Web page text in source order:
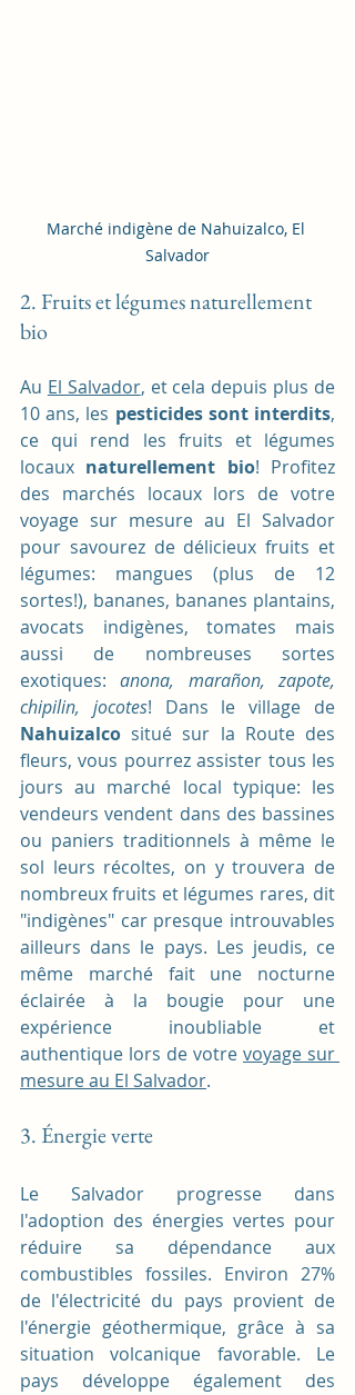
Marché indigène de Nahuizalco, El
Salvador
2. Fruits et légumes naturellement
bio
Au El Salvador, et cela depuis plus de
10 ans, les pesticides sont interdits,
ce qui rend les fruits et légumes
locaux naturellement bio! Profitez
des marchés locaux lors de votre
voyage sur mesure au El Salvador
pour savourez de délicieux fruits et
légumes: mangues (plus de 12
sortes!), bananes, bananes plantains,
avocats indigènes, tomates mais
aussi de nombreuses sortes
exotiques: anona, marañon, zapote,
chipilin, jocotes! Dans le village de
Nahuizalco situé sur la Route des
fleurs, vous pourrez assister tous les
jours au marché local typique: les
vendeurs vendent dans des bassines
ou paniers traditionnels à même le
sol leurs récoltes, on y trouvera de
nombreux fruits et légumes rares, dit
"indigènes" car presque introuvables
ailleurs dans le pays. Les jeudis, ce
même marché fait une nocturne
éclairée à la bougie pour une
expérience inoubliable et
authentique lors de votre voyage sur
mesure au El Salvador.
3. Énergie verte
Le Salvador progresse dans
l'adoption des énergies vertes pour
réduire sa dépendance aux
combustibles fossiles. Environ 27%
de l'électricité du pays provient de
l'énergie géothermique, grâce à sa
situation volcanique favorable. Le
pays développe également des